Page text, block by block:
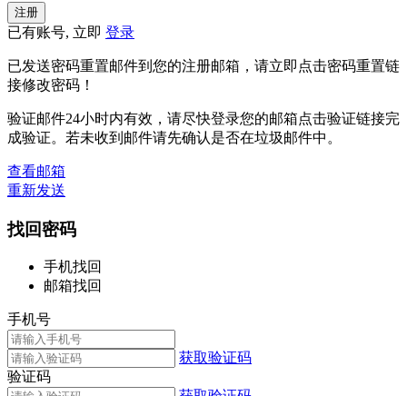
已有账号, 立即 登录
已发送密码重置邮件到您的注册邮箱，请立即点击密码重置链
接修改密码！
验证邮件24小时内有效，请尽快登录您的邮箱点击验证链接完
成验证。若未收到邮件请先确认是否在垃圾邮件中。
查看邮箱
重新发送
找回密码
手机找回
邮箱找回
手机号
获取验证码
验证码